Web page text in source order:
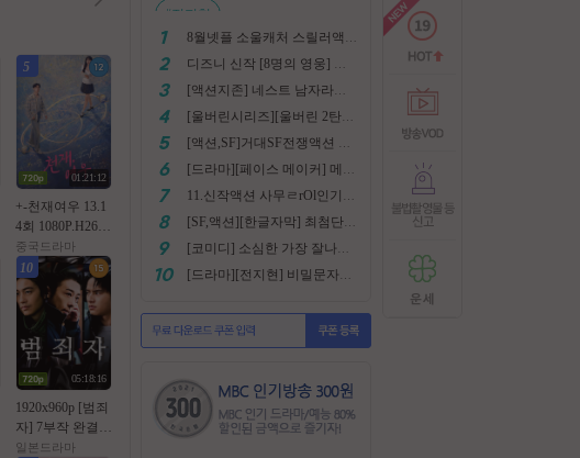
5
01:21:12
+-천재여우 13.1
4회 1080P.H264.
AAC [번역기한
글자막첨부]
중국드라마
10
05:18:16
1920x960p [범죄
자] 7부작 완결
타카하시 잇세이
일본드라마
#전지현
[울버린시리즈][울버린 2탄] 더 울버린 확장판 완벽자막
[SF,액션][한글자막] 최첨단 미래특수부대 초대박 안봄후회함~ 진짜잼있어요 스샷 꼭보세요 1080